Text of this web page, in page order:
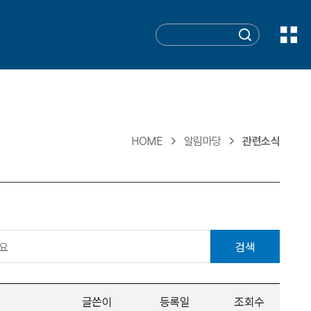
HOME 알림마당 관련소식
검색
글쓴이 등록일 조회수